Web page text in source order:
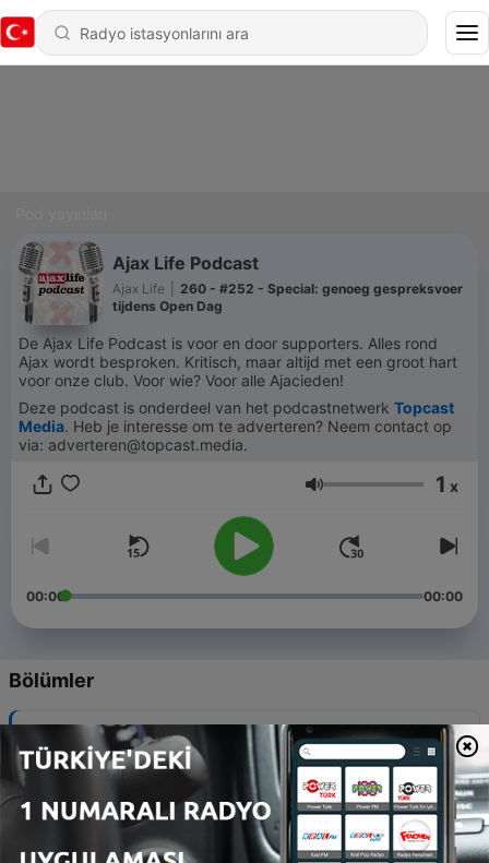
Ajax Life Podcast
Ajax Life
260 - #252 - Special: genoeg gespreksvoer
tijdens Open Dag
De Ajax Life Podcast is voor en door supporters. Alles rond
Ajax wordt besproken. Kritisch, maar altijd met een groot hart
voor onze club. Voor wie? Voor alle Ajacieden!
Deze podcast is onderdeel van het podcastnetwerk Topcast
Media. Heb je interesse om te adverteren? Neem contact op
via: adverteren@topcast.media.
Ses 1 x
00:00 00:00
Bölümler
#252 - Special: genoeg gespreksvoer tijdens
Open Dag
03 Ağu 2026
259 - #251 - Ajax biedt weer vermaak